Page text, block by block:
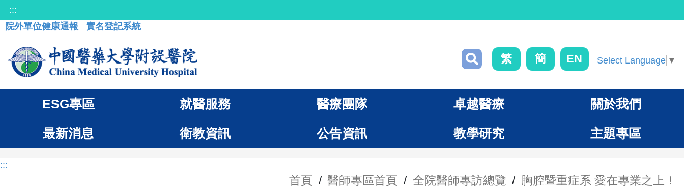
:::
院外單位健康通報
實名登記系統
繁 簡 EN Select Language ▼
ESG專區 就醫服務 醫療團隊 卓越醫療 關於我們
最新消息 衛教資訊 公告資訊 教學研究 主題專區
:::
首頁 / 醫師專區首頁 / 全院醫師專訪總覽 / 胸腔暨重症系 愛在專業之上！